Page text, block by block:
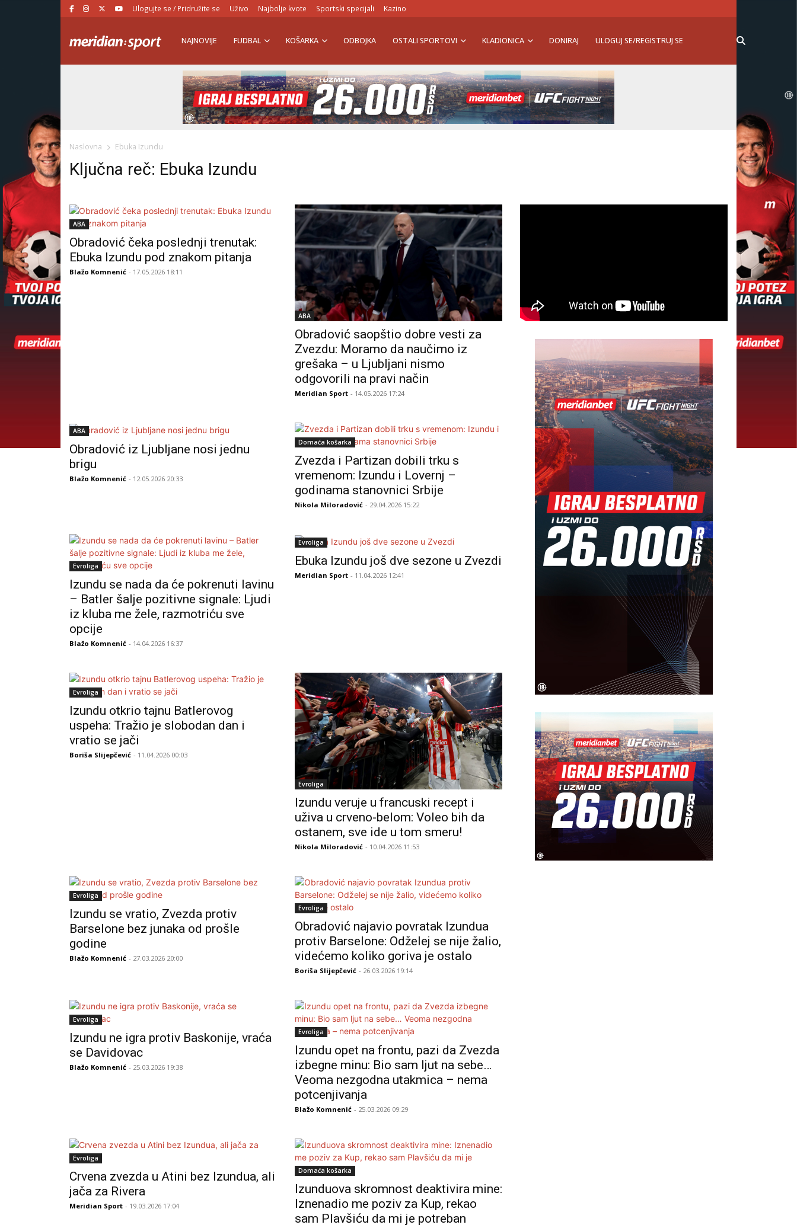
Ulogujte se / Pridružite se Uživo Najbolje kvote Sportski specijali Kazino
NAJNOVIJE FUDBAL KOŠARKA ODBOJKA OSTALI SPORTOVI KLADIONICA DONIRAJ ULOGUJ SE/REGISTRUJ SE
Naslovna Ebuka Izundu
Ključna reč: Ebuka Izundu
ABA
Obradović čeka poslednji trenutak:
Ebuka Izundu pod znakom pitanja
Blažo Komnenić - 17.05.2026 18:11
ABA
Obradović saopštio dobre vesti za
Zvezdu: Moramo da naučimo iz
grešaka – u Ljubljani nismo
odgovorili na pravi način
Meridian Sport - 14.05.2026 17:24
ABA
Obradović iz Ljubljane nosi jednu
brigu
Blažo Komnenić - 12.05.2026 20:33
Domaća košarka
Zvezda i Partizan dobili trku s
vremenom: Izundu i Lovernj –
godinama stanovnici Srbije
Nikola Miloradović - 29.04.2026 15:22
Evroliga
Izundu se nada da će pokrenuti lavinu
– Batler šalje pozitivne signale: Ljudi
iz kluba me žele, razmotriću sve
opcije
Blažo Komnenić - 14.04.2026 16:37
Evroliga
Ebuka Izundu još dve sezone u Zvezdi
Meridian Sport - 11.04.2026 12:41
Evroliga
Izundu otkrio tajnu Batlerovog
uspeha: Tražio je slobodan dan i
vratio se jači
Boriša Slijepčević - 11.04.2026 00:03
Evroliga
Izundu veruje u francuski recept i
uživa u crveno-belom: Voleo bih da
ostanem, sve ide u tom smeru!
Nikola Miloradović - 10.04.2026 11:53
Evroliga
Izundu se vratio, Zvezda protiv
Barselone bez junaka od prošle
godine
Blažo Komnenić - 27.03.2026 20:00
Evroliga
Obradović najavio povratak Izundua
protiv Barselone: Odželej se nije žalio,
videćemo koliko goriva je ostalo
Boriša Slijepčević - 26.03.2026 19:14
Evroliga
Izundu ne igra protiv Baskonije, vraća
se Davidovac
Blažo Komnenić - 25.03.2026 19:38
Evroliga
Izundu opet na frontu, pazi da Zvezda
izbegne minu: Bio sam ljut na sebe…
Veoma nezgodna utakmica – nema
potcenjivanja
Blažo Komnenić - 25.03.2026 09:29
Evroliga
Crvena zvezda u Atini bez Izundua, ali
jača za Rivera
Meridian Sport - 19.03.2026 17:04
Domaća košarka
Izunduova skromnost deaktivira mine:
Iznenadio me poziv za Kup, rekao
sam Plavšiću da mi je potreban